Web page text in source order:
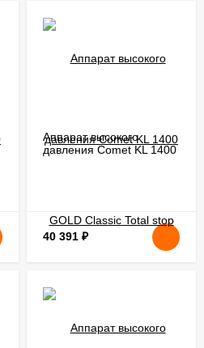
Аппарат высокого
давления Comet KL 1400
40 391 ₽